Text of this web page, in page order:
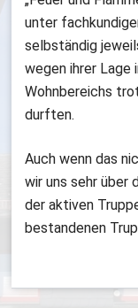
unter
selbständig
wegen ihrer Lage
Wohnbereichs
durften.
Auch wenn das
wir uns sehr über
der aktiven
bestandenen